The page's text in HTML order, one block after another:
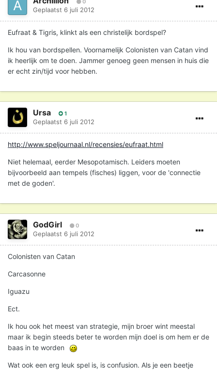
0
Geplaatst 6 juli 2012
Eufraat & Tigris, klinkt als een christelijk bordspel?
Ik hou van bordspellen. Voornamelijk Colonisten van Catan vind
ik heerlijk om te doen. Jammer genoeg geen mensen in huis die
er echt zin/tijd voor hebben.
Ursa 1
Geplaatst 6 juli 2012
http://www.speljournaal.nl/recensies/eufraat.html
Niet helemaal, eerder Mesopotamisch. Leiders moeten
bijvoorbeeld aan tempels (fisches) liggen, voor de 'connectie
met de goden'.
GodGirl 0
Geplaatst 6 juli 2012
Colonisten van Catan
Carcasonne
Iguazu
Ect.
Ik hou ook het meest van strategie, mijn broer wint meestal
maar ik begin steeds beter te worden mijn doel is om hem er de
baas in te worden
Wat ook een erg leuk spel is, is confusion. Als je een beetje